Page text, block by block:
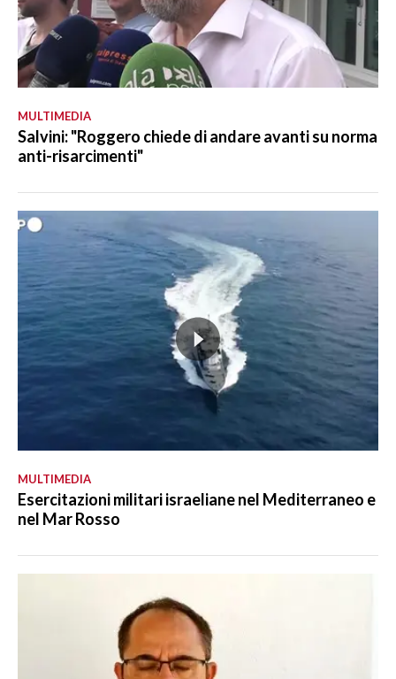
MULTIMEDIA
Salvini: "Roggero chiede di andare avanti su norma
anti-risarcimenti"
MULTIMEDIA
Esercitazioni militari israeliane nel Mediterraneo e
nel Mar Rosso